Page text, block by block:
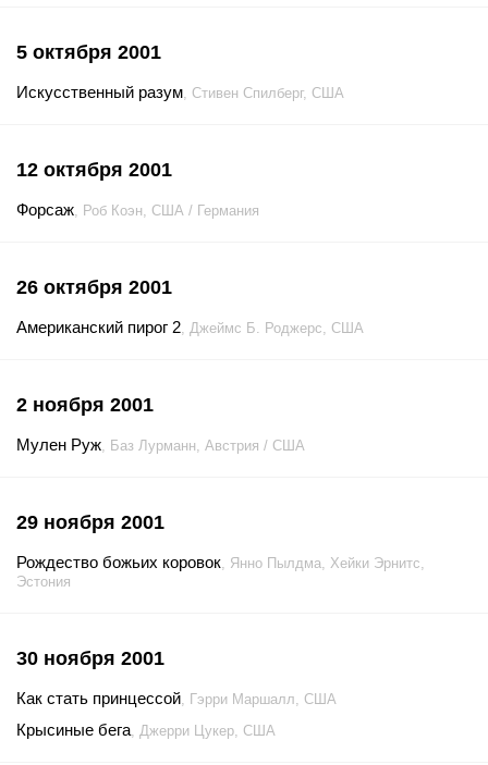
5 октября 2001
Искусственный разум, Стивен Спилберг, США
12 октября 2001
Форсаж, Роб Коэн, США / Германия
26 октября 2001
Американский пирог 2, Джеймс Б. Роджерс, США
2 ноября 2001
Мулен Руж, Баз Лурманн, Австрия / США
29 ноября 2001
Рождество божьих коровок, Янно Пылдма, Хейки Эрнитс,
Эстония
30 ноября 2001
Как стать принцессой, Гэрри Маршалл, США
Крысиные бега, Джерри Цукер, США